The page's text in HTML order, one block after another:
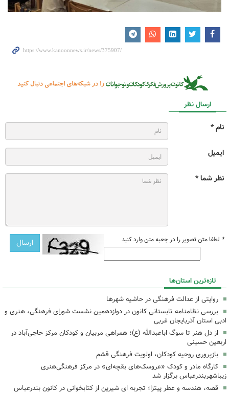
ارسال نظر
نام *
ایمیل
نظر شما *
* لطفا متن تصویر را در جعبه متن وارد کنید
تازه‌ترین استان‌ها
روایتی از عدالت فرهنگی در حاشیه شهرها
بررسی نظامنامه تابستانی کانون در دوازدهمین نشست شورای فرهنگی، هنری و
ادبی استان آذربایجان غربی
از دل هنر تا سوگ اباعبدالله (ع)؛ همراهی مربیان و کودکان مرکز حاجی‌آباد در
اربعین حسینی
بازپروری روحیه کودکان، اولویت فرهنگی قشم
کارگاه مادر و کودک «عروسک‌های بقچه‌ای» در مرکز فرهنگی‌هنری
زیباشهربندرعباس برگزار شد
قصه، هندسه و عطر پیتزا؛ تجربه ای شیرین از کتابخوانی در کانون بندرعباس